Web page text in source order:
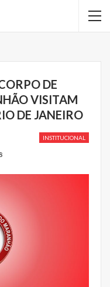
DE
VISITAM
DE JANEIRO
INSTITUCIONAL